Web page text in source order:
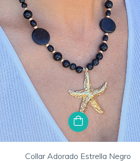
Collar Adorado Estrella Negro